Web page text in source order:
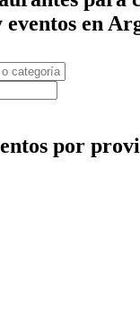
eventos en
por